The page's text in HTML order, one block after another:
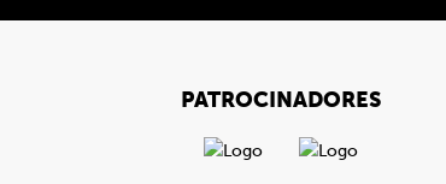
PATROCINADORES